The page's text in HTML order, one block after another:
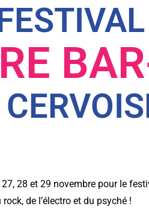
28 et 29 novembre pour le
de l’électro et du psyché !